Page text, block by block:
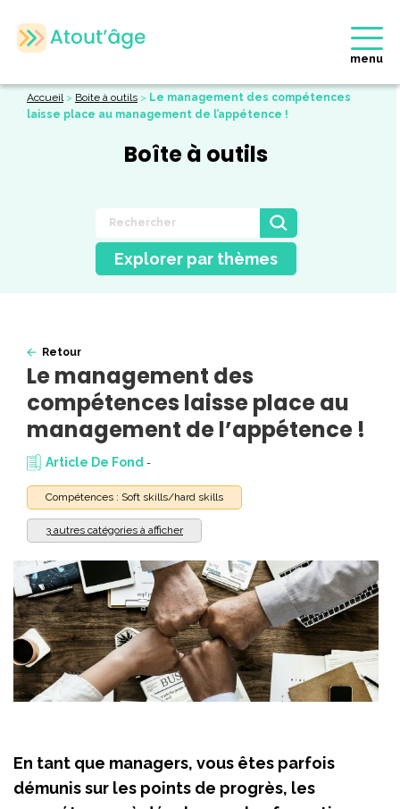
menu
Accueil> Boite à outils > Le management des compétences
laisse place au management de l’appétence !
Boîte à outils
Explorer par thèmes
Retour
Le management des
compétences laisse place au
management de l’appétence !
Article De Fond -
Compétences : Soft skills/hard skills
3 autres catégories à afficher
En tant que managers, vous êtes parfois
démunis sur les points de progrès, les